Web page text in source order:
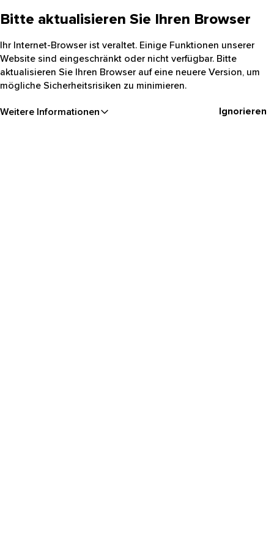
Bitte aktualisieren Sie Ihren Browser
Ihr Internet-Browser ist veraltet. Einige Funktionen unserer
Website sind eingeschränkt oder nicht verfügbar. Bitte
aktualisieren Sie Ihren Browser auf eine neuere Version, um
mögliche Sicherheitsrisiken zu minimieren.
Weitere Informationen Ignorieren